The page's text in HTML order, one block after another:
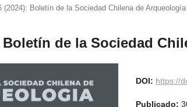
(2024): Boletín de la Sociedad Chilena de Arqueología
Boletín de la Sociedad
DOI: https://
Publicado: